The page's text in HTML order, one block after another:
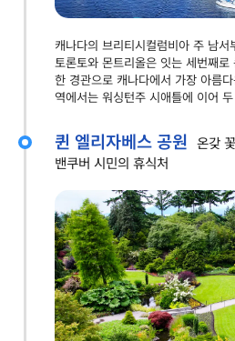
캐나다의 브리티시컬럼비아 주 남
토론토와 몬트리올은 잇는 세번째
한 경관으로 캐나다에서 가장 아름
역에서는 워싱턴주 시애틀에 이어
퀸 엘리자베스 공원 온갖
밴쿠버 시민의 휴식처